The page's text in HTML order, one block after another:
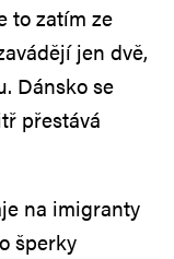
to zatím ze
jen dvě,
Dánsko se
přestává
na imigranty
šperky